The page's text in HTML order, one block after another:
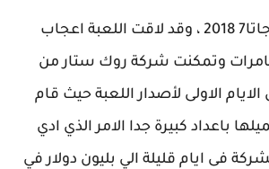
حيث تحميل لعبة جاتا7 2018 ، وقد لاقت اللعبة اعجاب
وتمكنت شركة روك ستار من
الايام الاولى لأصدار اللعبة حيث قام
باعداد كبيرة جدا الامر الذي ادي
فى ايام قليلة الي بليون دولار في